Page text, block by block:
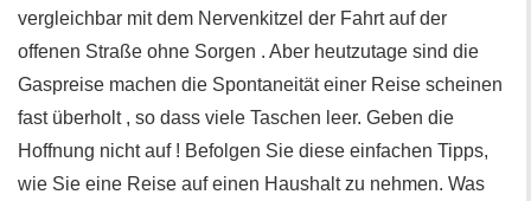
vergleichbar mit dem Nervenkitzel der Fahrt auf der
offenen Straße ohne Sorgen . Aber heutzutage sind die
Gaspreise machen die Spontaneität einer Reise scheinen
fast überholt , so dass viele Taschen leer. Geben die
Hoffnung nicht auf ! Befolgen Sie diese einfachen Tipps,
wie Sie eine Reise auf einen Haushalt zu nehmen. Was